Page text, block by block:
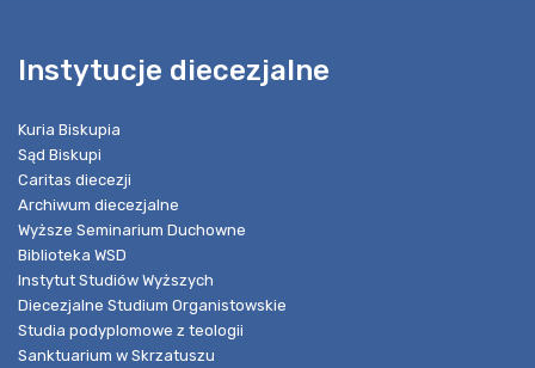
Instytucje diecezjalne
Kuria Biskupia
Sąd Biskupi
Caritas diecezji
Archiwum diecezjalne
Wyższe Seminarium Duchowne
Biblioteka WSD
Instytut Studiów Wyższych
Diecezjalne Studium Organistowskie
Studia podyplomowe z teologii
Sanktuarium w Skrzatuszu